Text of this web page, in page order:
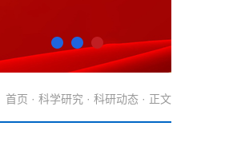
首页 · 科学研究 · 科研动态 · 正文